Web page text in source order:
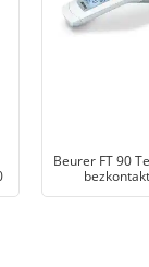
Beurer FT 90